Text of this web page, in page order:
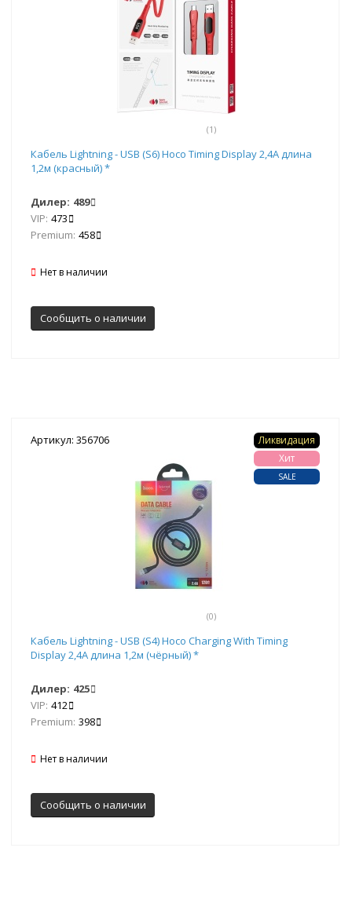
(1)
Кабель Lightning - USB (S6) Hoco Timing Display 2,4А длина
1,2м (красный) *
Дилер: 489
VIP: 473
Premium: 458
Нет в наличии
Сообщить о наличии
Артикул: 356706
(0)
Ликвидация
Хит
SALE
Кабель Lightning - USB (S4) Hoco Charging With Timing
Display 2,4А длина 1,2м (чёрный) *
Дилер: 425
VIP: 412
Premium: 398
Нет в наличии
Сообщить о наличии